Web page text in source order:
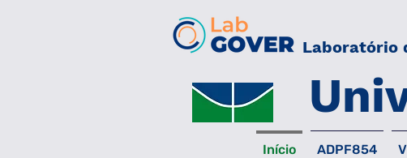
Laboratório
Início ADPF854